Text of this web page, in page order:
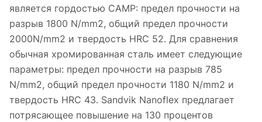
является гордостью CAMP: предел прочности на
разрыв 1800 N/mm2, общий предел прочности
2000N/mm2 и твердость HRC 52. Для сравнения
обычная хромированная сталь имеет следующие
параметры: предел прочности на разрыв 785
N/mm2, общий предел прочности 1180 N/mm2 и
твердость HRC 43. Sandvik Nanoflex предлагает
потрясающее повышение на 130 процентов